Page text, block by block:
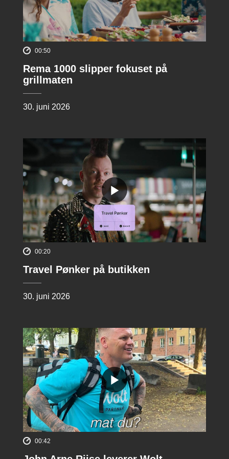
00:50
Rema 1000 slipper fokuset på
grillmaten
30. juni 2026
00:20
Travel Pønker på butikken
30. juni 2026
00:42